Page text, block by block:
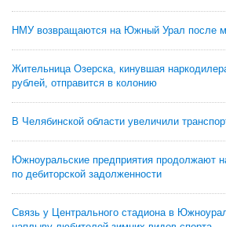
НМУ возвращаются на Южный Урал после
Жительница Озерска, кинувшая
рублей, отправится в колонию
В Челябинской области увеличили
Южноуральские предприятия продолжают
по дебиторской задолженности
Связь у Центрального стадиона в